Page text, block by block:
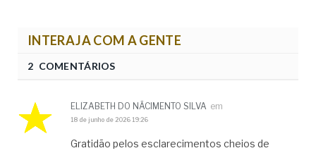
INTERAJA COM A GENTE
2 COMENTÁRIOS
ELIZABETH DO NÃCIMENTO SILVA em
18 de junho de 2026 19:26
Gratidão pelos esclarecimentos cheios de